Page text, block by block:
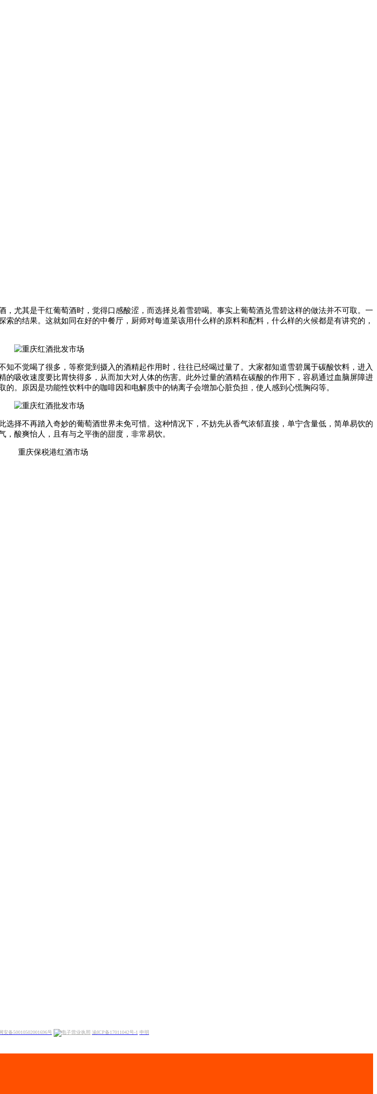
，尤其是干红葡萄酒时，觉得口感酸涩，而选择兑着雪碧喝。事实上葡萄酒兑雪碧这样的做法并不可取。一
的结果。这就如同在好的中餐厅，厨师对每道菜该用什么样的原料和配料，什么样的火候都是有讲究的，
不觉喝了很多，等察觉到摄入的酒精起作用时，往往已经喝过量了。大家都知道雪碧属于碳酸饮料，进入
吸收速度要比胃快得多，从而加大对人体的伤害。此外过量的酒精在碳酸的作用下，容易通过血脑屏障进
。原因是功能性饮料中的咖啡因和电解质中的钠离子会增加心脏负担，使人感到心慌胸闷等。
择不再踏入奇妙的葡萄酒世界未免可惜。这种情况下，不妨先从香气浓郁直接，单宁含量低，简单易饮的
，酸爽怡人，且有与之平衡的甜度，非常易饮。
安备50010502001696号 渝ICP备17011042号-1 申明